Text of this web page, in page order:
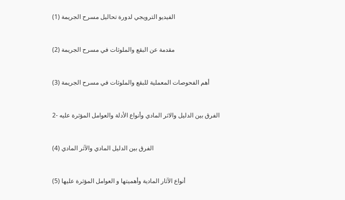
(1) الفيديو الترويجي لدورة تحاليل مسرح الجريمة
(2) مقدمة عن البقع والملوثات في مسرح الجريمة
(3) أهم الفحوصات المعملية للبقع والملوثات في مسرح الجريمة
2- الفرق بين الدليل والاثر المادي وأنواع الأدلة والعوامل المؤثرة عليه
(4) الفرق بين الدليل المادي والآثر المادي
(5) أنواع الآثار المادية وأهميتها و العوامل المؤثرة عليها